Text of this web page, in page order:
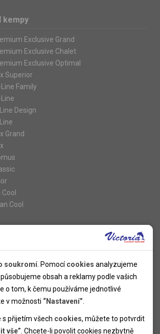
kempy
Exclusive Grand
Exclusive Chalet
Exclusive Optimal
Superior
Family
Design
Grand
Cool
pobytům
dopravě
soukromí . Pomocícookies analyzujeme
obsah a reklamy podle vašich
o tom, k čemu používáme jednotlivé
v možnosti “Nastavení”
s přijetím všech cookies, můžete to potvrdit
vše” . Chcete-li povolit cookies nezbytně
aby byla webová stránka použitelná
funkce jako navigace stránky a
sekcím webové stránky. Webová
fungovat bez těchto cookies.